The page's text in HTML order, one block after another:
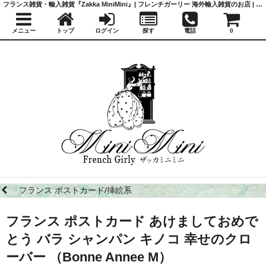
フランス ポストカード/挿絵系
フランス ポストカード あけましておめで
とう バラ シャンパン キノコ 幸せのクロ
ーバー （Bonne Annee M）
フランス雑貨・輸入雑貨『Zakka MiniMini』| フレンチガーリー 海外輸入雑貨のお店 | かわいい雑貨 | 蚤の市 | アンティーク
メニュー トップ ログイン 探す 電話 0